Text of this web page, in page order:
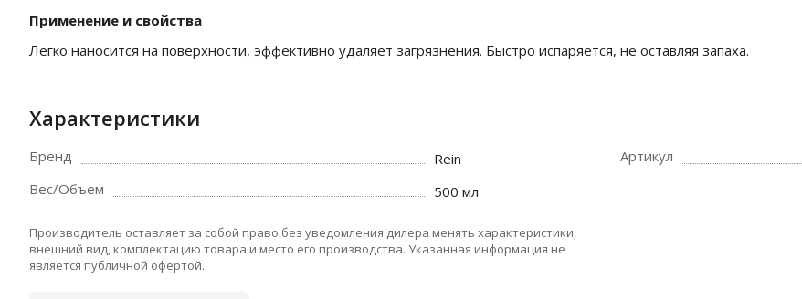
Применение и свойства
Легко наносится на поверхности, эффективно удаляет загрязнения. Быстро испаряется, не оставляя запаха.
Характеристики
Бренд
Rein
Вес/Объем
500 мл
Артикул
Производитель оставляет за собой право без уведомления дилера менять характеристики,
внешний вид, комплектацию товара и место его производства. Указанная информация не
является публичной офертой.